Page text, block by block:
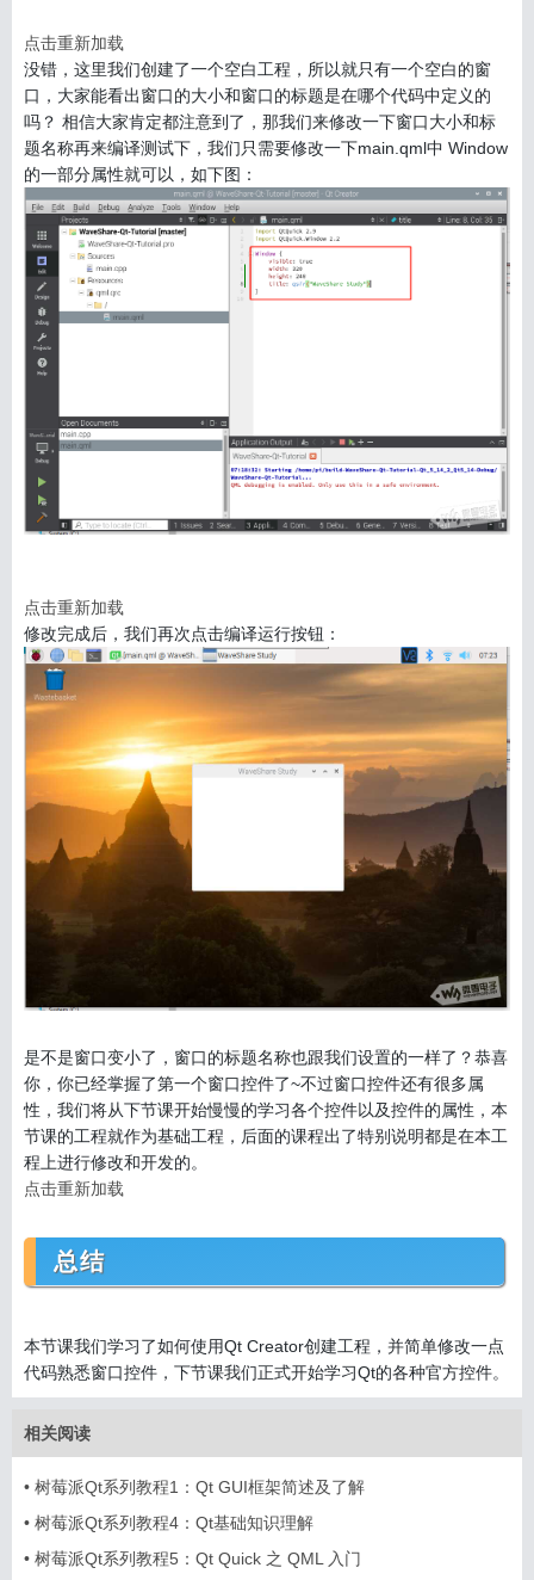
点击重新加载
没错，这里我们创建了一个空白工程，所以就只有一个空白的窗
口，大家能看出窗口的大小和窗口的标题是在哪个代码中定义的
吗？ 相信大家肯定都注意到了，那我们来修改一下窗口大小和标
题名称再来编译测试下，我们只需要修改一下main.qml中 Window
的一部分属性就可以，如下图：
点击重新加载
修改完成后，我们再次点击编译运行按钮：
是不是窗口变小了，窗口的标题名称也跟我们设置的一样了？恭喜
你，你已经掌握了第一个窗口控件了~不过窗口控件还有很多属
性，我们将从下节课开始慢慢的学习各个控件以及控件的属性，本
节课的工程就作为基础工程，后面的课程出了特别说明都是在本工
程上进行修改和开发的。
点击重新加载
总结
本节课我们学习了如何使用Qt Creator创建工程，并简单修改一点
代码熟悉窗口控件，下节课我们正式开始学习Qt的各种官方控件。
相关阅读
• 树莓派Qt系列教程1：Qt GUI框架简述及了解
• 树莓派Qt系列教程4：Qt基础知识理解
• 树莓派Qt系列教程5：Qt Quick 之 QML 入门